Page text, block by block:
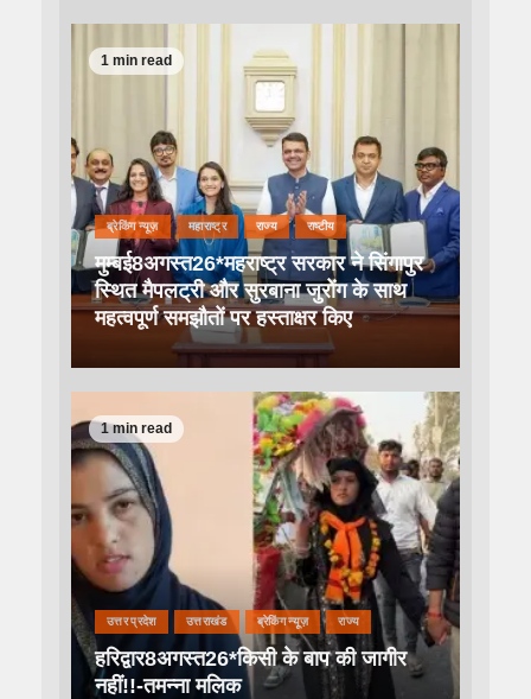
1 min read
ब्रेकिंग न्यूज़ महाराष्ट्र राज्य राष्टीय
मुम्बई8अगस्त26*महराष्ट्र सरकार ने सिंगापुर
स्थित मैपलट्री और सुरबाना जुरोंग के साथ
महत्वपूर्ण समझौतों पर हस्ताक्षर किए
1 min read
उत्तर प्रदेश उत्तराखंड ब्रेकिंग न्यूज़ राज्य
हरिद्वार8अगस्त26*किसी के बाप की जागीर
नहीं!!-तमन्ना मलिक